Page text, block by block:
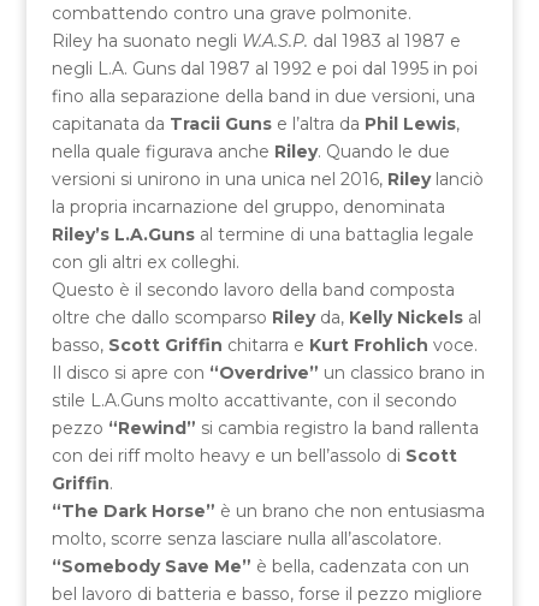
combattendo contro una grave polmonite.
Riley ha suonato negli W.A.S.P. dal 1983 al 1987 e
negli L.A. Guns dal 1987 al 1992 e poi dal 1995 in poi
fino alla separazione della band in due versioni, una
capitanata da Tracii Guns e l’altra da Phil Lewis,
nella quale figurava anche Riley. Quando le due
versioni si unirono in una unica nel 2016, Rileylanciò
la propria incarnazione del gruppo, denominata
Riley’s L.A.Guns al termine di una battaglia legale
con gli altri ex colleghi.
Questo è il secondo lavoro della band composta
oltre che dallo scomparso Riley da, Kelly Nickelsal
basso, Scott Griffin chitarra e Kurt Frohlich voce.
Il disco si apre con “Overdrive” un classico brano in
stile L.A.Guns molto accattivante, con il secondo
pezzo “Rewind” si cambia registro la band rallenta
con dei riff molto heavy e un bell’assolo di Scott
Griffin.
“The Dark Horse” è un brano che non entusiasma
molto, scorre senza lasciare nulla all’ascolatore.
“Somebody Save Me” è bella, cadenzata con un
bel lavoro di batteria e basso, forse il pezzo migliore